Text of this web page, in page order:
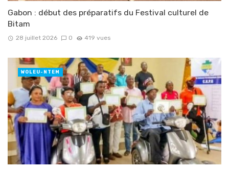
Gabon : début des préparatifs du Festival culturel de
Bitam
28 juillet 2026 0 419 vues
WOLEU-NTEM